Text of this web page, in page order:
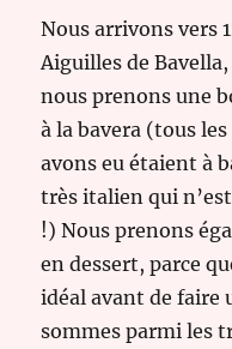
Nous arrivons vers
Aiguilles de
nous prenons une
à la bavera (tous
avons eu étaient à
très italien qui
!) Nous prenons
en dessert, parce
idéal avant de faire
sommes parmi les